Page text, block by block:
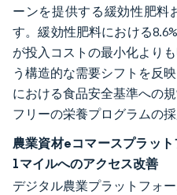
ーンを提供する緩効性肥料
す。緩効性肥料における
が投入コストの最小化より
う構造的な需要シフトを反
における食品安全基準への
フリーの栄養プログラムの
農業資材eコマースプラッ
1マイルへのアクセス改善
デジタル農業プラットフォ